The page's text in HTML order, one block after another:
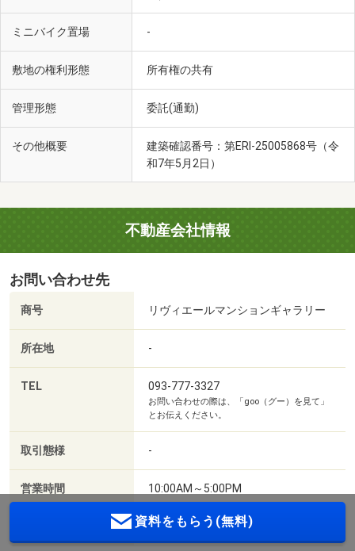
ミニバイク置場 -
敷地の権利形態 所有権の共有
管理形態 委託(通勤)
その他概要
建築確認番号：第ERI-25005868号（令
和7年5月2日）
不動産会社情報
お問い合わせ先
商号 リヴィエールマンションギャラリー
所在地 -
TEL 093-777-3327
お問い合わせの際は、「goo（グー）を見て」
とお伝えください。
取引態様 -
営業時間 10:00AM～5:00PM
-
資料をもらう(無料)